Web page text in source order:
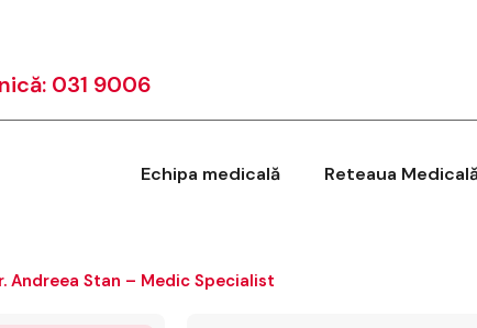
031 9006
Echipa medicală Reteaua
Andreea Stan – Medic Specialist